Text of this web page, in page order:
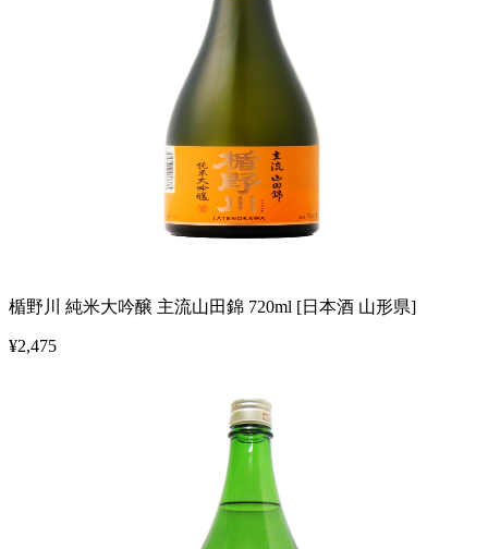
楯野川 純米大吟醸 主流山田錦 720ml [日本酒 山形県]
¥2,475